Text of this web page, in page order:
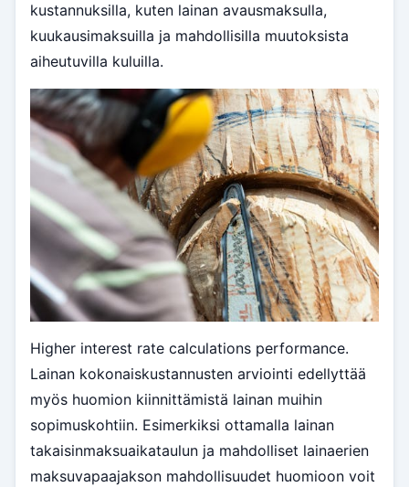
kustannuksilla, kuten lainan avausmaksulla,
kuukausimaksuilla ja mahdollisilla muutoksista
aiheutuvilla kuluilla.
Higher interest rate calculations performance.
Lainan kokonaiskustannusten arviointi edellyttää
myös huomion kiinnittämistä lainan muihin
sopimuskohtiin. Esimerkiksi ottamalla lainan
takaisinmaksuaikataulun ja mahdolliset lainaerien
maksuvapaajakson mahdollisuudet huomioon voit